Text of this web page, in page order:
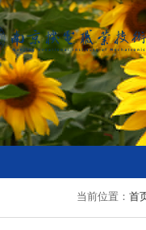
当前位置： 首